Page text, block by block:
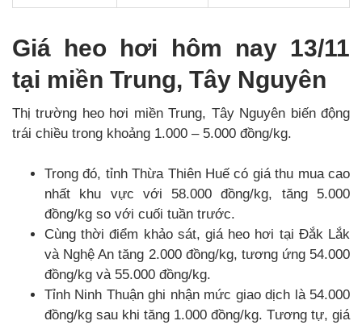
Giá heo hơi hôm nay 13/11
tại miền Trung, Tây Nguyên
Thị trường heo hơi miền Trung, Tây Nguyên biến động
trái chiều trong khoảng 1.000 – 5.000 đồng/kg.
Trong đó, tỉnh Thừa Thiên Huế có giá thu mua cao
nhất khu vực với 58.000 đồng/kg, tăng 5.000
đồng/kg so với cuối tuần trước.
Cùng thời điểm khảo sát, giá heo hơi tại Đắk Lắk
và Nghệ An tăng 2.000 đồng/kg, tương ứng 54.000
đồng/kg và 55.000 đồng/kg.
Tỉnh Ninh Thuận ghi nhận mức giao dịch là 54.000
đồng/kg sau khi tăng 1.000 đồng/kg. Tương tự, giá